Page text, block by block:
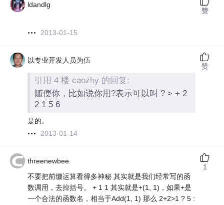
ldandlg
2013-01-15
赞
以专业开发人员为伍
引用 4 楼 caozhy 的回复:
随便你，比如说你用?表示可以叫 ? > + 2
2 1 5 6
是的。
2013-01-14
赞
threenewbee
不要把前缀运算看得多神秘 其实就是我们经常写的函
数调用，去掉括号。 + 1 1 其实就是+(1, 1)，如果+是
一个合法的函数名，相当于Add(1, 1) 那么 2+2>1 ? 5 :
1